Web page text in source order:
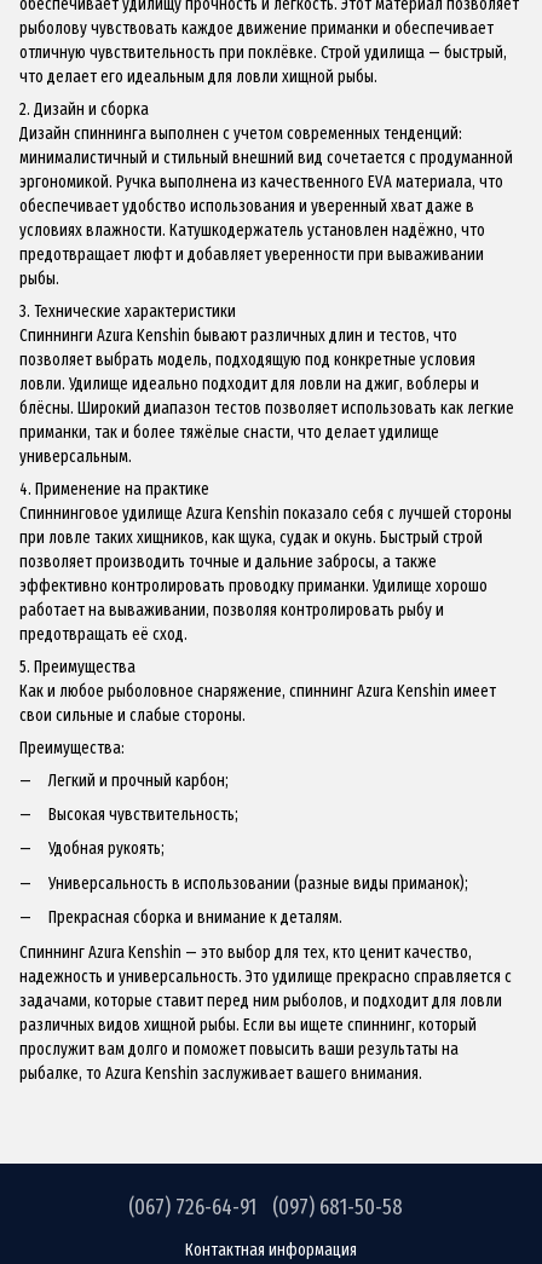
рыболову чувствовать каждое движение приманки и обеспечивает
отличную чувствительность при поклёвке. Строй удилища — быстрый,
что делает его идеальным для ловли хищной рыбы.
2. Дизайн и сборка
Дизайн спиннинга выполнен с учетом современных тенденций:
минималистичный и стильный внешний вид сочетается с продуманной
эргономикой. Ручка выполнена из качественного EVA материала, что
обеспечивает удобство использования и уверенный хват даже в
условиях влажности. Катушкодержатель установлен надёжно, что
предотвращает люфт и добавляет уверенности при вываживании
рыбы.
3. Технические характеристики
Спиннинги Azura Kenshin бывают различных длин и тестов, что
позволяет выбрать модель, подходящую под конкретные условия
ловли. Удилище идеально подходит для ловли на джиг, воблеры и
блёсны. Широкий диапазон тестов позволяет использовать как легкие
приманки, так и более тяжёлые снасти, что делает удилище
универсальным.
4. Применение на практике
Спиннинговое удилище Azura Kenshin показало себя с лучшей стороны
при ловле таких хищников, как щука, судак и окунь. Быстрый строй
позволяет производить точные и дальние забросы, а также
эффективно контролировать проводку приманки. Удилище хорошо
работает на вываживании, позволяя контролировать рыбу и
предотвращать её сход.
5. Преимущества
Как и любое рыболовное снаряжение, спиннинг Azura Kenshin имеет
свои сильные и слабые стороны.
Преимущества:
Легкий и прочный карбон;
Высокая чувствительность;
Удобная рукоять;
Универсальность в использовании (разные виды приманок);
Прекрасная сборка и внимание к деталям.
Спиннинг Azura Kenshin — это выбор для тех, кто ценит качество,
надежность и универсальность. Это удилище прекрасно справляется с
задачами, которые ставит перед ним рыболов, и подходит для ловли
различных видов хищной рыбы. Если вы ищете спиннинг, который
прослужит вам долго и поможет повысить ваши результаты на
рыбалке, то Azura Kenshin заслуживает вашего внимания.
(067) 726-64-91 (097) 681-50-58
Контактная информация